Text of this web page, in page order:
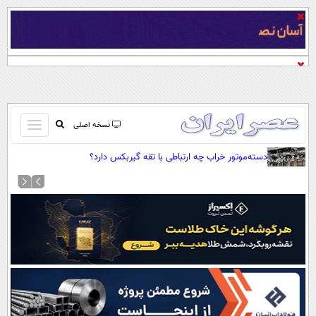
نسخه اصلی
باز
و
کردن
صفحه اول
آرشیو
نظرسنجی
آب و هوا
اوقات شرعی
سواد زندگی
دسته‌موتور خراب چه ارتباطی با تقه گیربکس دارد؟